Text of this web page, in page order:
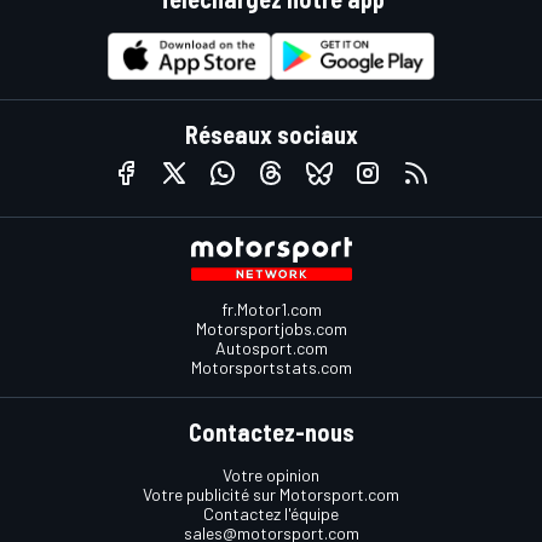
Réseaux sociaux
fr.Motor1.com
Motorsportjobs.com
Autosport.com
Motorsportstats.com
Contactez-nous
Votre opinion
Votre publicité sur Motorsport.com
Contactez l'équipe
sales@motorsport.com